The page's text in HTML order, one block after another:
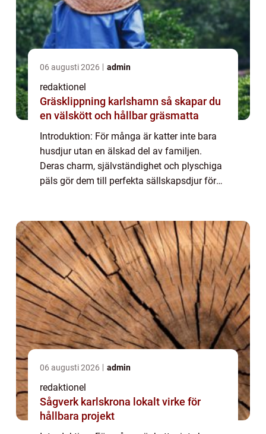
06 augusti 2026 admin
redaktionel
Gräsklippning karlshamn så skapar du
en välskött och hållbar gräsmatta
Introduktion: För många är katter inte bara
husdjur utan en älskad del av familjen.
Deras charm, självständighet och plyschiga
päls gör dem till perfekta sällskapsdjur för
06 augusti 2026 admin
redaktionel
Sågverk karlskrona lokalt virke för
hållbara projekt